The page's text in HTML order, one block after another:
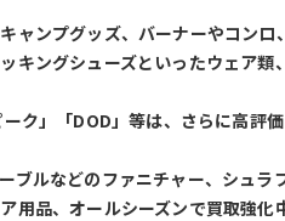
ャンプグッズ、バーナーやコンロ
キングシューズといったウェア類
ク」「DOD」等は、さらに高評価
ブルなどのファニチャー、シュラフ
用品、オールシーズンで買取強化